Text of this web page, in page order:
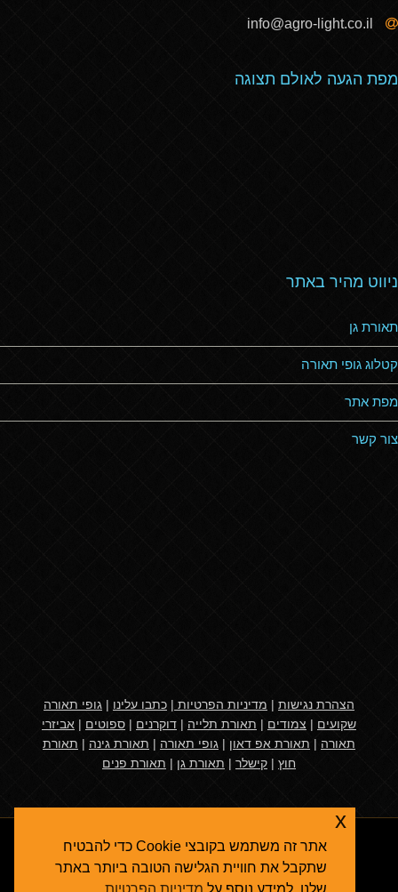
מפת הגעה לאולם תצוגה
ניווט מהיר באתר
תאורת גן
קטלוג גופי תאורה
מפת אתר
צור קשר
הצהרת נגישות | מדיניות הפרטיות | כתבו עלינו | גופי תאורה
שקועים | צמודים | תאורת תלייה | דוקרנים | ספוטים | אביזרי
תאורה | תאורת אפ דאון | גופי תאורה | תאורת גינה | תאורת
חוץ | קישלר | תאורת גן | תאורת פנים
אתר זה משתמש בקובצי Cookie כדי להבטיח
שתקבל את חוויית הגלישה הטובה ביותר באתר
x